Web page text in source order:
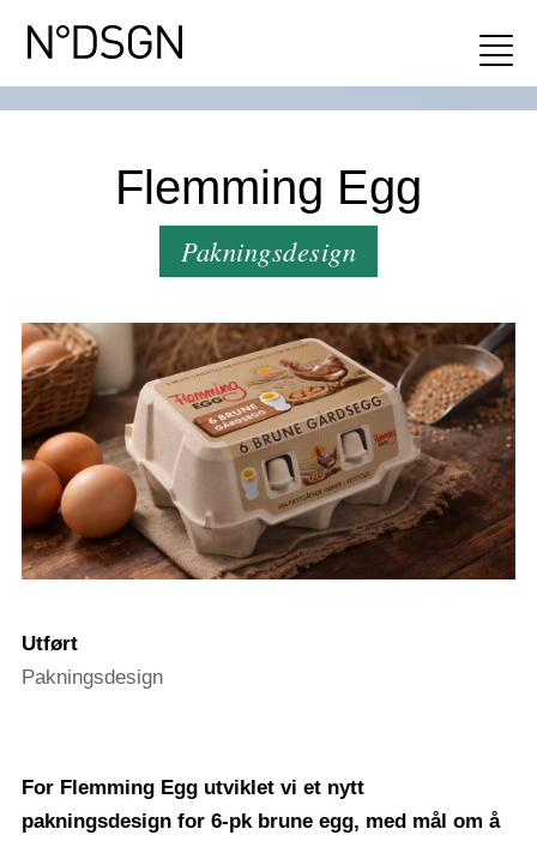
Flemming Egg
Pakningsdesign
Utført
Pakningsdesign
For Flemming Egg utviklet vi et nytt
pakningsdesign for 6-pk brune egg, med mål om å